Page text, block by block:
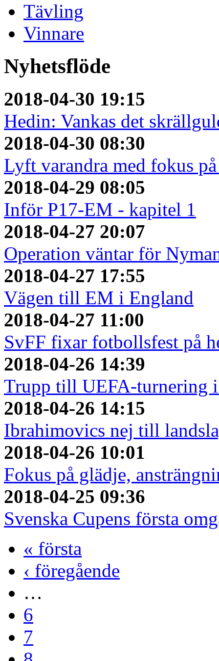
Tävling
Vinnare
Nyhetsflöde
2018-04-30 19:15
Hedin: Vankas det
2018-04-30 08:30
Lyft varandra med fokus
2018-04-29 08:05
Inför P17-EM - kapitel 1
2018-04-27 20:07
Operation väntar för
2018-04-27 17:55
Vägen till EM i England
2018-04-27 11:00
SvFF fixar fotbollsfest på
2018-04-26 14:39
Trupp till UEFA-turnering
2018-04-26 14:15
Ibrahimovics nej till
2018-04-26 10:01
Fokus på glädje,
2018-04-25 09:36
Svenska Cupens första
« första
‹ föregående
…
6
7